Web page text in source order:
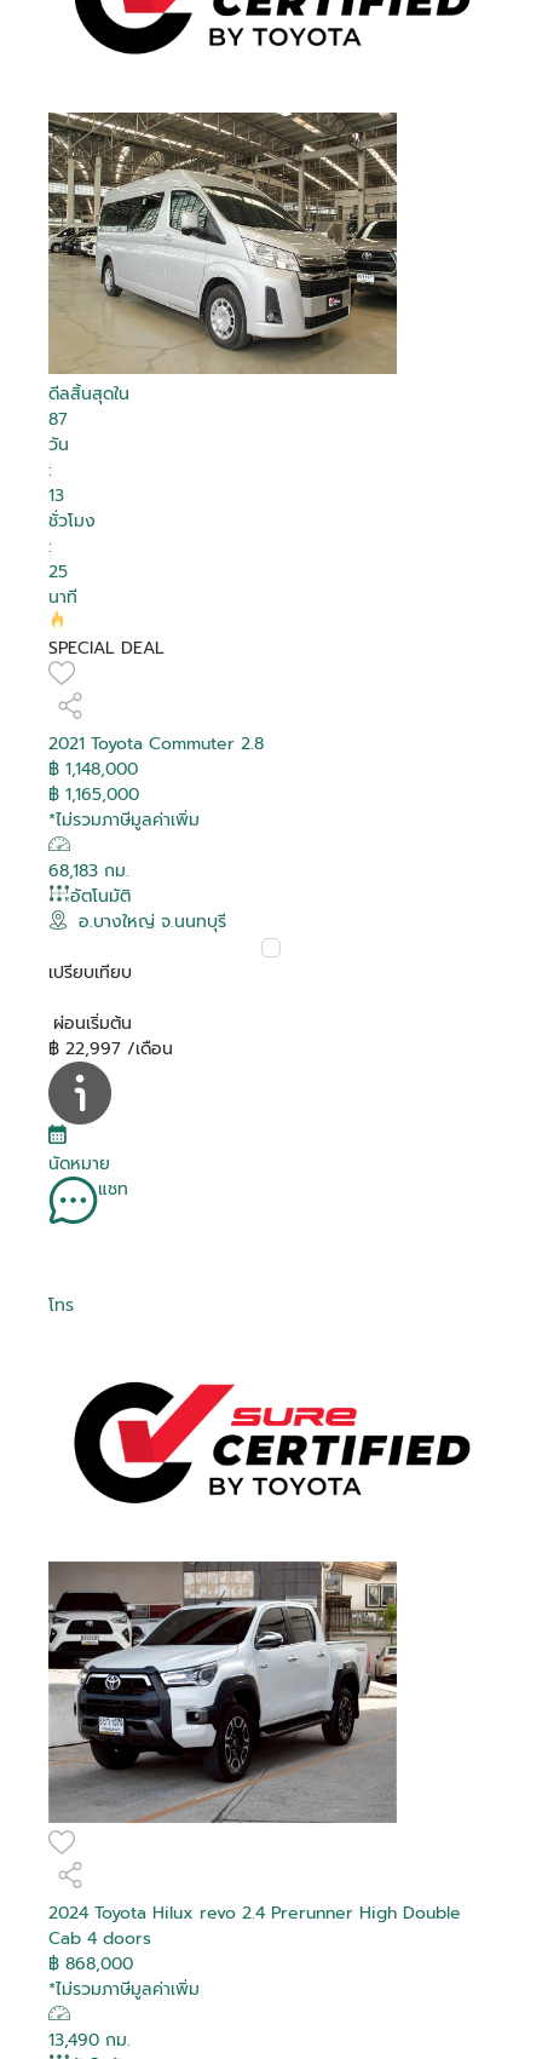
ดีลสิ้นสุดใน
87
วัน
:
13
ชั่วโมง
:
25
นาที
SPECIAL DEAL
2021 Toyota Commuter 2.8
฿ 1,148,000
฿ 1,165,000
*ไม่รวมภาษีมูลค่าเพิ่ม
68,183 กม.
อัตโนมัติ
อ.บางใหญ่ จ.นนทบุรี
เปรียบเทียบ
ผ่อนเริ่มต้น
฿ 22,997 /เดือน
นัดหมาย
แชท
โทร
2024 Toyota Hilux revo 2.4 Prerunner High Double
Cab 4 doors
฿ 868,000
*ไม่รวมภาษีมูลค่าเพิ่ม
13,490 กม.